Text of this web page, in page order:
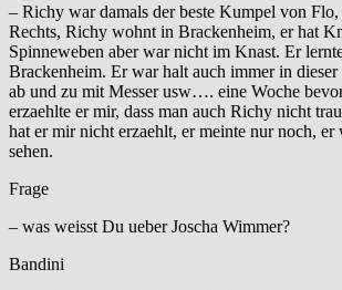
– Richy war damals der beste Kumpel von
Rechts, Richy wohnt in Brackenheim, er hat
Spinneweben aber war nicht im Knast. Er
Brackenheim. Er war halt auch immer in dieser
ab und zu mit Messer usw…. eine Woche
erzaehlte er mir, dass man auch Richy nicht
hat er mir nicht erzaehlt, er meinte nur noch,
sehen.
Frage
– was weisst Du ueber Joscha Wimmer?
Bandini